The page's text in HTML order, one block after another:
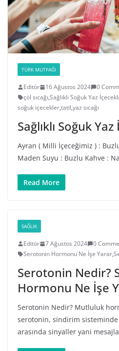
TÜRK MUTFAĞI
Editör 16 Ağustos 2024
0
çöl sıcağı,Sağlıklı Soğuk Yaz
soğuk içecekler,tatil,yaz sıcağı
Sağlıklı Soğuk
Ayran ( Milli İçeceğimiz ) :
Maden Suyu : Buzlu Kahve :
Read More
SAĞLIK
Editör 7 Ağustos 2024
0
Serotonin Hormonu Ne İşe Yarar,
Serotonin Nedir?
Hormonu Ne İşe
Serotonin Nedir? Mutluluk
serotonin, sindirim
arasında sinyaller yani